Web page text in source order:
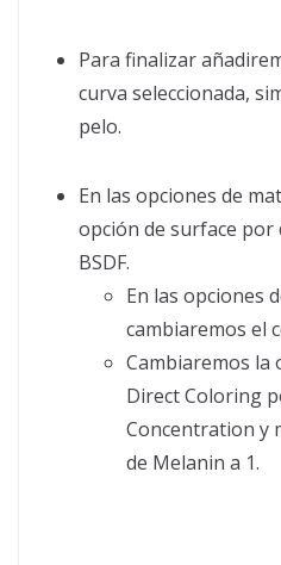
Para finalizar
curva seleccionada,
pelo.
En las opciones de
opción de surface
BSDF.
En las opciones
cambiaremos el
Cambiaremos la
Direct Coloring
Concentration y
de Melanin a 1.